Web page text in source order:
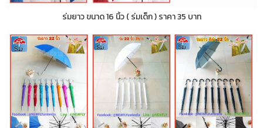
ร่มยาว ขนาด 16 นิ้ว ( ร่มเด็ก ) ราคา 35 บาท